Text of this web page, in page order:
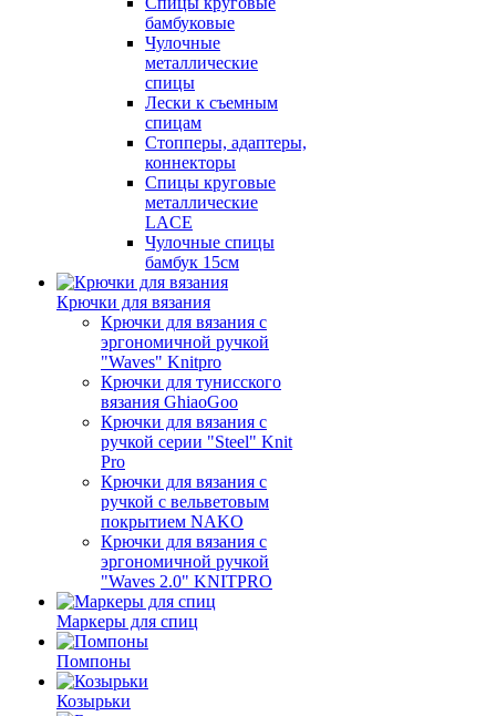
бамбуковые
Чулочные
металлические
спицы
Лески к съемным
спицам
Стопперы, адаптеры,
коннекторы
Спицы круговые
металлические
LACE
Чулочные спицы
бамбук 15см
Крючки для вязания
Крючки для вязания с
эргономичной ручкой
"Waves" Knitpro
Крючки для тунисского
вязания GhiaoGoo
Крючки для вязания с
ручкой серии "Steel" Knit
Pro
Крючки для вязания с
ручкой с вельветовым
покрытием NAKO
Крючки для вязания с
эргономичной ручкой
"Waves 2.0" KNITPRO
Маркеры для спиц
Помпоны
Козырьки